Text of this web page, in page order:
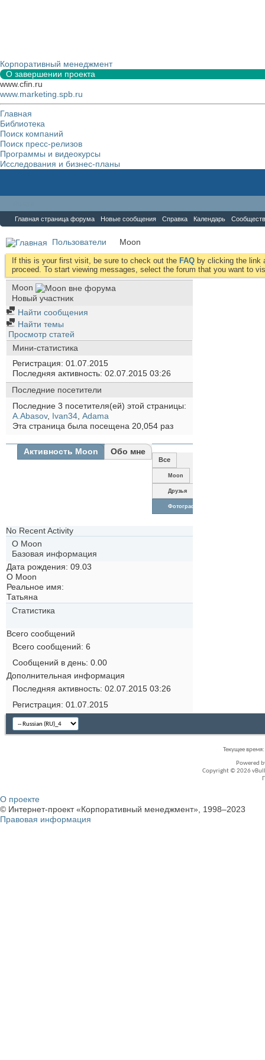
Корпоративный менеджмент
О завершении проекта
www.cfin.ru
www.marketing.spb.ru
Главная
Библиотека
Поиск компаний
Поиск пресс-релизов
Программы и видеокурсы
Исследования и бизнес-планы
Главная страница форума Новые сообщения Справка Календарь
Пользователи Moon
If this is your first visit, be sure to check out the FAQ by clicking the link
proceed. To start viewing messages, select the forum that you want to
Moon
Новый участник
Найти сообщения
Найти темы
Просмотр статей
Мини-статистика
Регистрация 01.07.2015
Последняя активность 02.07.2015 03:26
Последние посетители
Последние 3 посетителя(ей) этой страницы:
A.Abasov, Ivan34 Аdama
Эта страница была посещена 20,054 раз
Активность Moon Обо мне
Все
Moon
Друзья
Фотографии
No Recent Activity
О Moon
Базовая информация
Дата рождения 09.03
О Moon
Реальное имя:
Татьяна
Статистика
Всего сообщений
Всего сообщений 6
Сообщений в день 0.00
Дополнительная информация
Последняя активность 02.07.2015 03:26
Регистрация 01.07.2015
Текущее время:
Powered
Copyright © 2026
О проекте
© Интернет-проект «Корпоративный менеджмент», 1998–2023
Правовая информация